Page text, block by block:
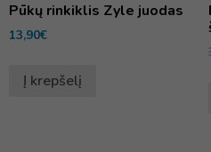
Pūkų rinkiklis Zyle juodas
13,90€
Į krepšelį